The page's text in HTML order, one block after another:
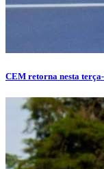
CEM retorna nesta